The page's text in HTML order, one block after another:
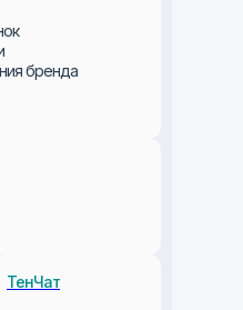
бренда
ТенЧат